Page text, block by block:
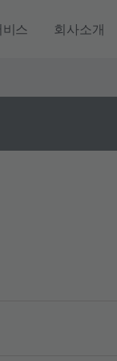
스 회사소개